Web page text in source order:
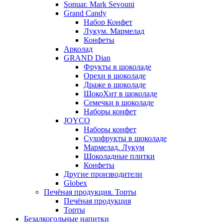
Sonuar. Mark Sevouni
Grand Candy
Набор Конфет
Лукум. Мармелад
Конфеты
Арколад
GRAND Dian
Фрукты в шоколаде
Орехи в шоколаде
Драже в шоколаде
ШокоХит в шоколаде
Семечки в шоколаде
Наборы конфет
JOYCO
Наборы конфет
Сухофрукты в шоколаде
Мармелад. Лукум
Шоколадные плитки
Конфеты
Другие производители
Globex
Печёная продукция. Торты
Печёная продукция
Торты
Безалкогольные напитки